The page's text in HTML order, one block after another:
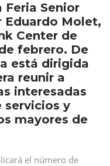
Feria Senior
Eduardo Molet,
Center de
febrero. De
está dirigida
reunir a
interesadas
servicios y
mayores de
el número de